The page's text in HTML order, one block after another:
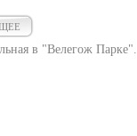
в "Велегож Парке".